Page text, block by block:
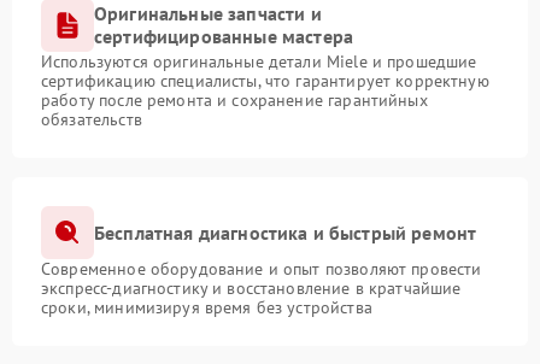
Оригинальные запчасти и
сертифицированные мастера
Используются оригинальные детали Miele и прошедшие
сертификацию специалисты, что гарантирует корректную
работу после ремонта и сохранение гарантийных
обязательств
Бесплатная диагностика и быстрый ремонт
Современное оборудование и опыт позволяют провести
экспресс-диагностику и восстановление в кратчайшие
сроки, минимизируя время без устройства